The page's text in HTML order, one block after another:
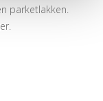
parketlakken.